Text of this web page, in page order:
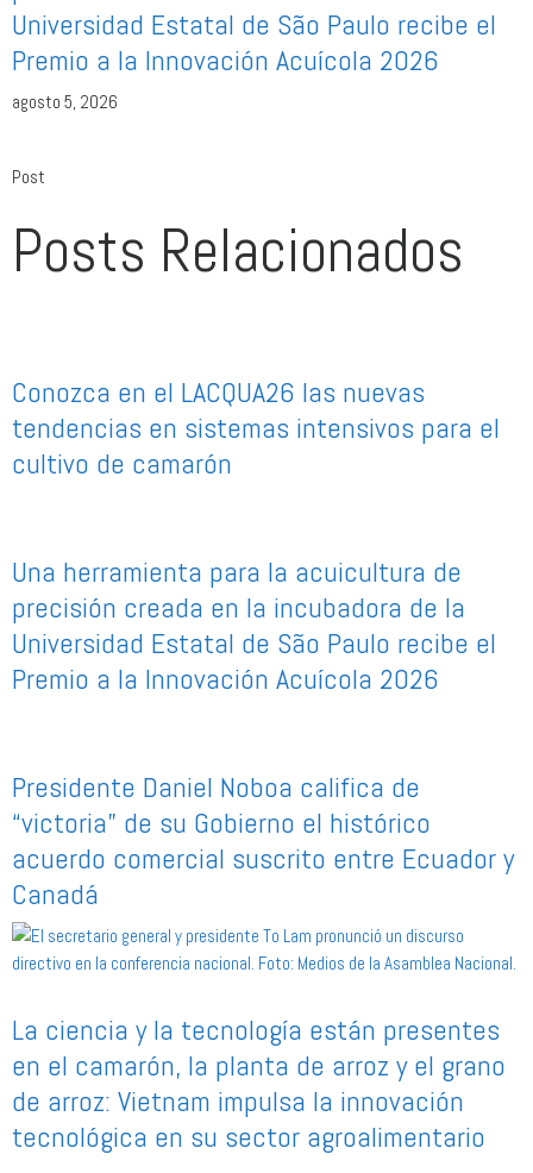
Universidad Estatal de São Paulo recibe el
Premio a la Innovación Acuícola 2026
agosto 5, 2026
Post
Posts Relacionados
Conozca en el LACQUA26 las nuevas
tendencias en sistemas intensivos para el
cultivo de camarón
Una herramienta para la acuicultura de
precisión creada en la incubadora de la
Universidad Estatal de São Paulo recibe el
Premio a la Innovación Acuícola 2026
Presidente Daniel Noboa califica de
“victoria” de su Gobierno el histórico
acuerdo comercial suscrito entre Ecuador y
Canadá
La ciencia y la tecnología están presentes
en el camarón, la planta de arroz y el grano
de arroz: Vietnam impulsa la innovación
tecnológica en su sector agroalimentario